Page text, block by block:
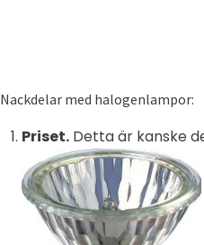
Nackdelar med halogenlampor:
Priset. Detta är kanske